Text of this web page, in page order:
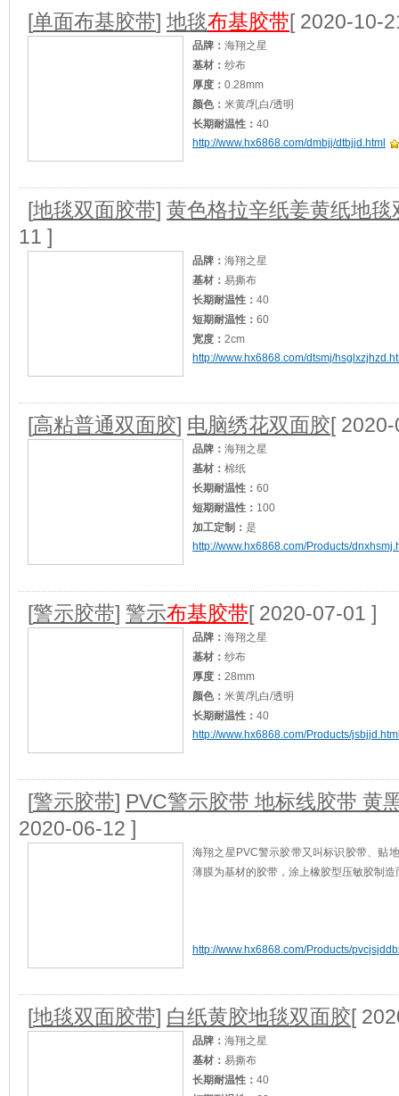
适用范围：重型包装/地毯封边[查看]
[单面布基胶带] 地毯布基胶带[ 2020-10-
品牌： 海翔之星
基材： 纱布
厚度： 0.28mm
颜色： 米黄/乳白/透明
长期耐温性： 40
短期耐温性：50
http://www.hx6868.com/dmbjj/dtbjjd.html
[地毯双面胶带] 黄色格拉辛纸姜黄纸地毯
11 ]
品牌： 海翔之星
基材： 易撕布
长期耐温性： 40
短期耐温性： 60
宽度： 2cm
颜色：黄胶乳白透明
适用范围：重型包装/[查看]
http://www.hx6868.com/dtsmj/
[高粘普通双面胶] 电脑绣花双面胶[
品牌： 海翔之星
基材： 棉纸
长期耐温性： 60
短期耐温性： 100
加工定制： 是
适用范围：广泛用于粘性要求比较高产品.[
http://www.hx6868.com/Products/
[警示胶带] 警示布基胶带[ 2020-07-01 ]
品牌： 海翔之星
基材： 纱布
厚度： 28mm
颜色： 米黄/乳白/透明
长期耐温性： 40
短期耐温性：50
http://www.hx6868.com/Products/
[警示胶带] PVC警示胶带 地标线胶带 黄
2020-06-12 ]
海翔之星PVC警示胶带又叫标识胶带、贴
薄膜为基材的胶带，涂上橡胶型压敏胶制造
http://www.hx6868.com/Products/
[地毯双面胶带] 白纸黄胶地毯双面胶[
品牌： 海翔之星
基材： 易撕布
长期耐温性： 40